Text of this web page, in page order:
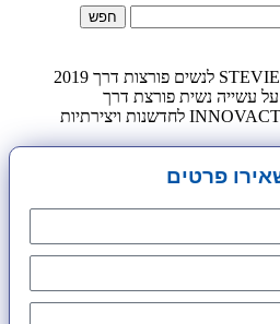
זוכת הפרס העולמי INNOVACTION לחדשנות ויצירתיות
פרטים